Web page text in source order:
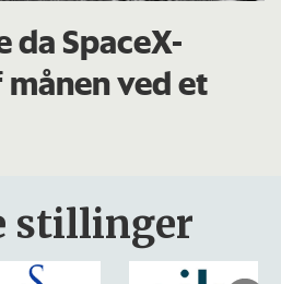
da SpaceX-
ved et
stillinger